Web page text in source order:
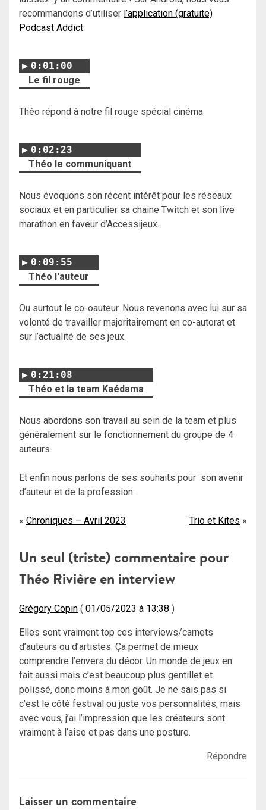
recommandons d’utiliser l’application (gratuite)
Podcast Addict.
0:01:00
Le fil rouge
Théo répond à notre fil rouge spécial cinéma
0:02:23
Théo le communiquant
Nous évoquons son récent intérêt pour les réseaux
sociaux et en particulier sa chaine Twitch et son live
marathon en faveur d’Accessijeux.
0:09:55
Théo l'auteur
Ou surtout le co-oauteur. Nous revenons avec lui sur sa
volonté de travailler majoritairement en co-autorat et
sur l’actualité de ses jeux.
0:21:08
Théo et la team Kaédama
Nous abordons son travail au sein de la team et plus
généralement sur le fonctionnement du groupe de 4
auteurs.
Et enfin nous parlons de ses souhaits pour son avenir
d’auteur et de la profession.
Navigation
l’article
Chroniques – Avril 2023 Trio et Kites
Un seul (triste) commentaire pour
Théo Rivière en interview
Grégory Copin 01/05/2023 à 13:38
Elles sont vraiment top ces interviews/carnets
d’auteurs ou d’artistes. Ça permet de mieux
comprendre l’envers du décor. Un monde de jeux en
fait aussi mais c’est beaucoup plus gentillet et
polissé, donc moins à mon goût. Je ne sais pas si
c’est le côté festival ou juste vos personnalités, mais
avec vous, j’ai l’impression que les créateurs sont
vraiment à l’aise et pas dans une posture.
Répondre
Laisser un commentaire